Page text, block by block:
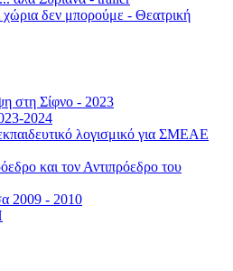
δεν μπορούμε - Θεατρική
στη Σίφνο - 2023
2024
λογισμικό για ΣΜΕΑΕ
και τον Αντιπρόεδρο του
2009 - 2010